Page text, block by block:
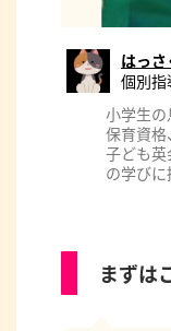
はっ
個別
小学生の
保育資格
子ども
の学びに
まずは